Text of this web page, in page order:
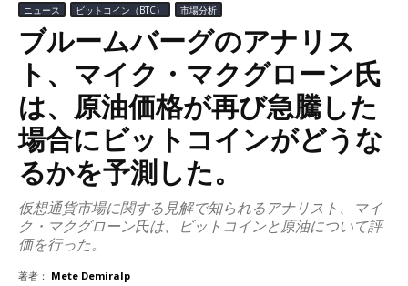
ニュース ビットコイン（BTC） 市場分析
ブルームバーグのアナリス
ト、マイク・マクグローン氏
は、原油価格が再び急騰した
場合にビットコインがどうな
るかを予測した。
仮想通貨市場に関する見解で知られるアナリスト、マイ
ク・マクグローン氏は、ビットコインと原油について評
価を行った。
著者： Mete Demiralp